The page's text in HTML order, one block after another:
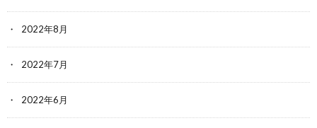
2022年8月
2022年7月
2022年6月